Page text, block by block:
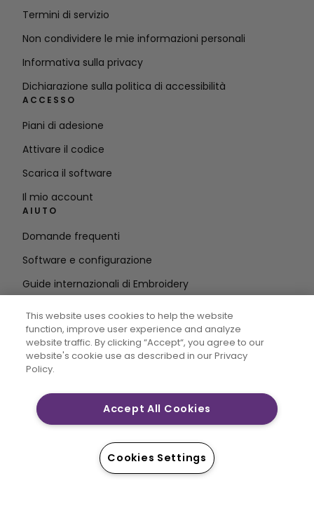
Termini di servizio
Non condividere le mie informazioni personali
Informativa sulla privacy
Dichiarazione sulla politica di accessibilità
ACCESSO
Piani di adesione
Attivare il codice
Scarica il software
Il mio account
AIUTO
Domande frequenti
Software e configurazione
Guide internazionali di Embroidery
RIMANETE IN CONTATTO
Inserire
l'indirizzo e-mail
Sourcing Limited LLC. © 2026 Singer Sourcing Limited
LLC o le sue affiliate. Tutti i diritti riservati.
This website uses cookies to help the website
function, improve user experience and analyze
website traffic. By clicking “Accept“, you agree to our
website's cookie use as described in our Privacy
Policy.
Accept All Cookies
Cookies Settings